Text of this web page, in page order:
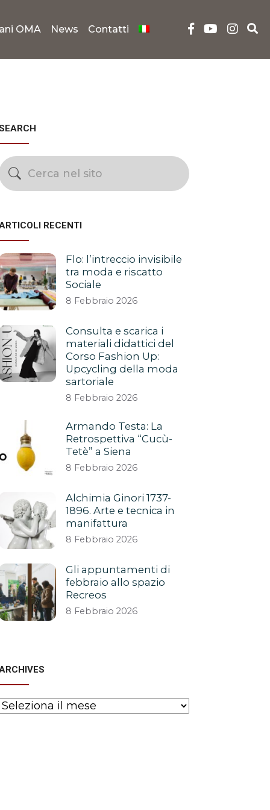
OMA News Contatti
RECENTI
Flo: l’intreccio invisibile
tra moda e riscatto
Sociale
8 Febbraio 2026
Consulta e scarica i
materiali didattici del
Corso Fashion Up:
Upcycling della moda
sartoriale
8 Febbraio 2026
Armando Testa: La
Retrospettiva “Cucù-
Tetè” a Siena
8 Febbraio 2026
Alchimia Ginori 1737-
1896. Arte e tecnica in
manifattura
8 Febbraio 2026
Gli appuntamenti di
febbraio allo spazio
Recreos
8 Febbraio 2026